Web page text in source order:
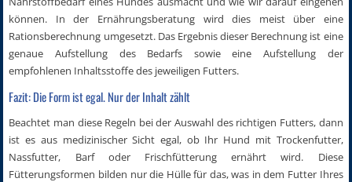
können. In der Ernährungsberatung wird dies meist über eine
Rationsberechnung umgesetzt. Das Ergebnis dieser Berechnung ist eine
genaue Aufstellung des Bedarfs sowie eine Aufstellung der
empfohlenen Inhaltsstoffe des jeweiligen Futters.
Fazit: Die Form ist egal. Nur der Inhalt zählt
Beachtet man diese Regeln bei der Auswahl des richtigen Futters, dann
ist es aus medizinischer Sicht egal, ob Ihr Hund mit Trockenfutter,
Nassfutter, Barf oder Frischfütterung ernährt wird. Diese
Fütterungsformen bilden nur die Hülle für das, was in dem Futter Ihres